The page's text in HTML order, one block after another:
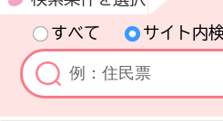
すべて
サイト内